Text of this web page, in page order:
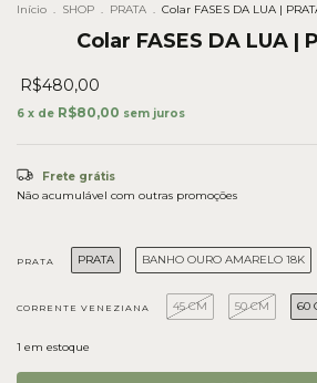
Início . SHOP . PRATA . Colar FASES DA LUA |
Colar FASES DA LUA |
R$480,00
6 x de R$80,00 sem juros
Frete grátis
Não acumulável com outras promoções
PRATA PRATA BANHO OURO AMARELO 18K
CORRENTE VENEZIANA 45 CM 50 CM 60
1 em estoque